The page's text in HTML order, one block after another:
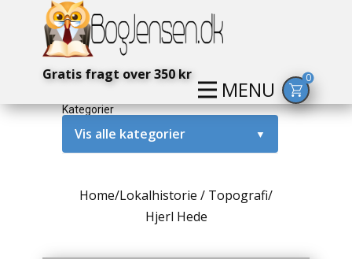
MENU
Gratis fragt over 350 kr 0
Kategorier
Vis alle kategorier ▼
Amerika / USA
Home/Lokalhistorie / Topografi/
Hjerl Hede